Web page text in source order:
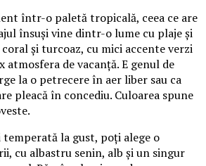
într-o paletă tropicală, ceea ce are
însuși vine dintr-o lume cu plaje și
și turcoaz, cu mici accente verzi
atmosfera de vacanță. E genul de
la o petrecere în aer liber sau ca
pleacă în concediu. Culoarea spune
temperată la gust, poți alege o
cu albastru senin, alb și un singur